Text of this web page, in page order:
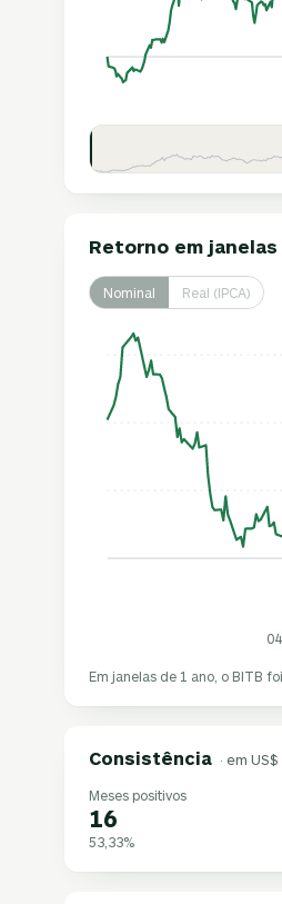
Retorno em janelas
Nominal Real (IPCA)
Em janelas de 1 ano, o BITB
Consistência · em US$
Meses positivos
16
53,33%